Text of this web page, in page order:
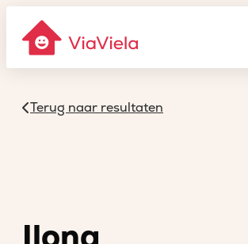
Terug naar resultaten